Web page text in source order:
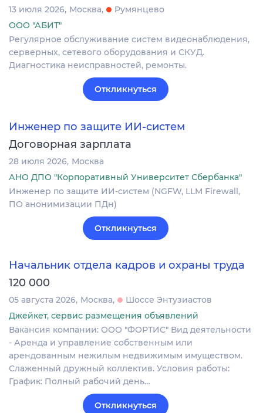
13 июля 2026 Москва
Румянцево
ООО "АБИТ"
Регулярное обслуживание систем видеонаблюдения,
серверных, сетевого оборудования и СКУД.
Диагностика неисправностей, ремонты.
Откликнуться
Инженер по защите ИИ-систем
Договорная зарплата
28 июля 2026 Москва
АНО ДПО "Корпоративный Университет Сбербанка"
Инженер по защите ИИ-систем (NGFW, LLM Firewall,
ПО анонимизации ПДн)
Откликнуться
Начальник отдела кадров и охраны труда
120 000
05 августа 2026 Москва
Шоссе Энтузиастов
Джейкет, сервис размещения объявлений
Вакансия компании: ООО "ФОРТИС" Вид деятельности
- Аренда и управление собственным или
арендованным нежилым недвижимым имуществом.
Слаженный дружный коллектив. Условия работы:
График: Полный рабочий день…
Откликнуться